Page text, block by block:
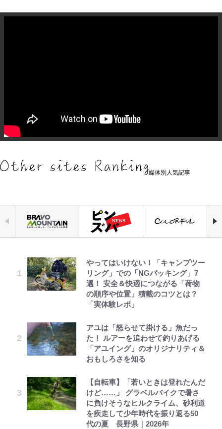
媒体別人気記事
やってはいけない！「キャンプツー
リング」での「NGパッキング」7
選！ 安全＆快適につながる「荷物
の順序や位置」積載のコツとは？
「実体験レポ」
アユは「怒らせて掛ける」魚だっ
た！ ルアーを追わせて釣りあげる
「アユイング」のオリジナリティ＆
おもしろさを知る
【自転車】「若いときは登れたんだ
けど……」 グラベルバイクで暑さ
に負けそうなヒルクライム、砂利道
を疾走して少年時代を振り返る50
代の夏 長野県｜2026年
「危ない」「やめて」第1子妊娠中
の田中みな実、ゴリゴリヒール着用
に心配の声…ザックリ衣装にも意見
続々
い意味” 三山凌輝「無反省メー
ル」文春第2弾で“一家の限界”報道
も
ちゃモテる」 年収7億円・お洒落・
包容力…超愛される日本代表
空の轍と大地の雲と 第1回
第3回 出版までの道のり・その2
レビュー『仮面家族』悠木シュン・
著
浅草は日本の心だゾ
ボンジュールでポンジュースだゾ
とうちゃんが出世するゾ
｢お土産最高すぎ笑｣｢どうやって入
手？｣ブライトン帰還の三笘薫、同
僚に“ポケカ”をプレゼント！｢薫の
笑顔見れてよかった｣｢大喜びのリ
ュテル可愛すぎ｣
｢モデルやってる｣｢かっけぇ｣三笘
薫がブライトン新ユニのモデルで完
全復活！“King”の帰還に｢チームか
ら大歓迎されてる｣｢元気な姿見れ
W杯クオーター制への大反発か、
FIFA会長を追い詰めた｢欧州のボイ
コット｣と再選の行方【FIFA3兆円
の野望と2度のオウンゴール、来年
元衆院議員・山尾志桜里が語る誹謗
中傷動画…「計り知れない」切り抜
き落選運動の影響と今語る「保育園
落ちた日本死ね」
『天才てれびくん』時代の学びと
22歳でアイドルの道を切り拓いた
「人生最大の決断」
事情』がある」…山尾志桜里が
SNSのバッシングにも向き合う理
由と独自メンタル術
『ONE PIECE』今後の展開に絡ん
できそうな「意味深な表紙連載」
「神」エネルの月での展開に、元王
下七武海の謎めいた過去も…
コラボ実施！ 新商品「歴戦の微
糖」や図鑑缶登場にファン歓喜「見
つけたら即購入！」
上杉達也の才能を「いち早く見出し
た人物たち」
公式-ヒロインが来る前に妊娠しま
した~詰んだはずの悪役令嬢です
が、どうやら違うようです~ 第1話
公式-転生したら平民でした。~生活
します~ 第37話(2)
公式-雑用付与術師が自分の最強に
気付くまで 第56話(1)